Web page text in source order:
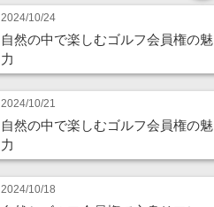
2024/10/24
自然の中で楽しむゴルフ会員権の魅
力
2024/10/21
自然の中で楽しむゴルフ会員権の魅
力
2024/10/18